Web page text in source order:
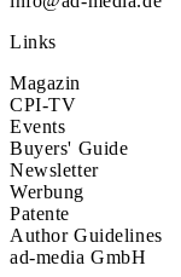
Links
Magazin
CPI-TV
Events
Buyers' Guide
Newsletter
Werbung
Patente
Author Guidelines
ad-media GmbH